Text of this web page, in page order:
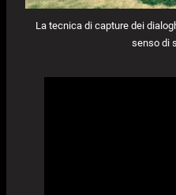
La tecnica di capture dei
senso di